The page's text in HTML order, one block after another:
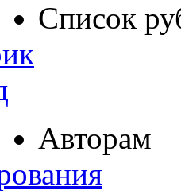
Список
Авторам